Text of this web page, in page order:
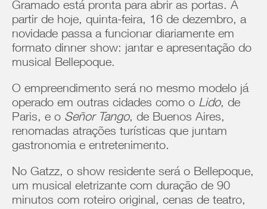
Gramado está pronta para abrir as portas. A
partir de hoje, quinta-feira, 16 de dezembro, a
novidade passa a funcionar diariamente em
formato dinner show: jantar e apresentação do
musical Bellepoque.
O empreendimento será no mesmo modelo já
operado em outras cidades como o Lido, de
Paris, e o Señor Tango, de Buenos Aires,
renomadas atrações turísticas que juntam
gastronomia e entretenimento.
No Gatzz, o show residente será o Bellepoque,
um musical eletrizante com duração de 90
minutos com roteiro original, cenas de teatro,